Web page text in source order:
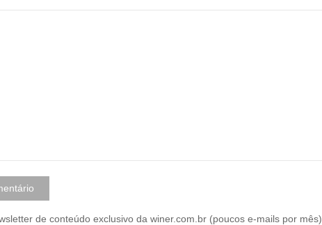
de conteúdo exclusivo da winer.com.br (poucos e-mails por mês)